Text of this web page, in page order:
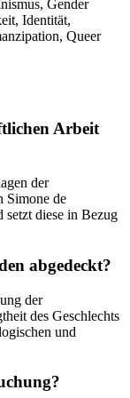
Gender
Identität,
Queer
Arbeit
der
Simone de
setzt diese in Bezug
abgedeckt?
der
des Geschlechts
und